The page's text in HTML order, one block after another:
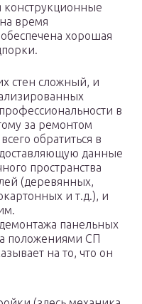
конструкционные
время
хорошая
стен сложный, и
в
за ремонтом
обратиться в
данные
пространства
(деревянных,
и т.д.), и
панельных
положениями СП
на то, что он